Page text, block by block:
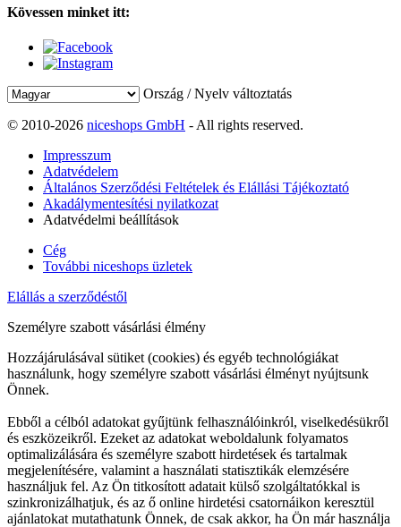
Kövessen minket itt:
Ország / Nyelv változtatás
© 2010-2026 niceshops GmbH - All rights reserved.
Impresszum
Adatvédelem
Általános Szerződési Feltételek és Elállási Tájékoztató
Akadálymentesítési nyilatkozat
Adatvédelmi beállítások
Cég
További niceshops üzletek
Elállás a szerződéstől
Személyre szabott vásárlási élmény
Hozzájárulásával sütiket (cookies) és egyéb technológiákat
használunk, hogy személyre szabott vásárlási élményt nyújtsunk
Önnek.
Ebből a célból adatokat gyűjtünk felhasználóinkról, viselkedésükről
és eszközeikről. Ezeket az adatokat weboldalunk folyamatos
optimalizálására és személyre szabott hirdetések és tartalmak
megjelenítésére, valamint a használati statisztikák elemzésére
használjuk fel. Az Ön titkosított adatait külső szolgáltatókkal is
szinkronizálhatjuk, és az ő online hirdetési csatornáikon keresztül
ajánlatokat mutathatunk Önnek, de csak akkor, ha Ön már használja